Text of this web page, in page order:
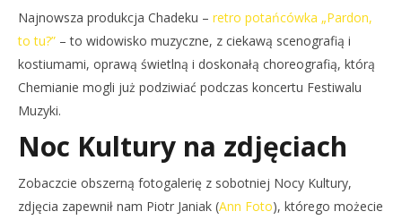
Najnowsza produkcja Chadeku – retro potańcówka „Pardon,
to tu?” – to widowisko muzyczne, z ciekawą scenografią i
kostiumami, oprawą świetlną i doskonałą choreografią, którą
Chemianie mogli już podziwiać podczas koncertu Festiwalu
Muzyki.
Noc Kultury na zdjęciach
Zobaczcie obszerną fotogalerię z sobotniej Nocy Kultury,
zdjęcia zapewnił nam Piotr Janiak (Ann Foto), którego możecie